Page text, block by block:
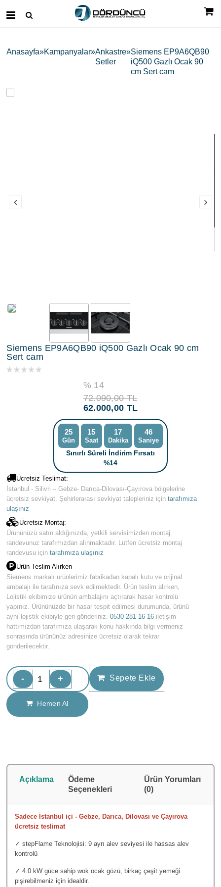
Anasayfa Kampanyalar Ankastre
Setler
Siemens EP9A6QB90
iQ500 Gazlı Ocak 90
cm Sert cam
Siemens EP9A6QB90 iQ500 Gazlı Ocak 90 cm
Sert cam
% 14
72.090,00 TL
62.000,00 TL
25
Gün
15
Saat
17
Dakika
45
Saniye
Sınırlı Süreli İndirim Fırsatı
%14
Ücretsiz Teslimat:
İstanbul - Silivri – Gebze- Darıca-Dilovası-Çayırova bölgelerine
ücretsiz sevkiyat. Şehirlerarası sevkiyat talepleriniz içintarafımıza
ulaşınız
Ücretsiz Montaj:
Ürününüzü satın aldığınızda, yetkili servisimizden montaj
randevunuz tarafımızdan alınmaktadır. Lütfen ücretsiz montaj
randevusu içintarafımıza ulaşınız
Ürün Teslim Alırken
Siemens markalı ürünlerimiz fabrikadan kapalı kutu ve orijinal
ambalajı ile tarafınıza sevk edilmektedir. Ürün teslim alırken,
Lojistik ekibimize ürünün ambalajını açtırarak hasar kontrolü
yapınız. Ürününüzde bir hasar tespit edilmesi durumunda, ürünü
aynı lojistik ekibiyle geri gönderiniz.0530 281 16 16 iletişim
hattımızdan tarafımıza ulaşarak konu hakkında bilgi vermeniz
sonrasında ürününüz adresinize ücretsiz olarak tekrar
gönderilecektir.
- + Sepete Ekle
Hemen Al
Açıklama
Ödeme
Seçenekleri
Ürün Yorumları
(0)
Sadece İstanbul içi - Gebze, Darıca, Dilovası ve Çayırova
ücretsiz teslimat
✓ stepFlame Teknolojisi: 9 ayrı alev seviyesi ile hassas alev
kontrolü
✓ 4.0 kW güce sahip wok ocak gözü, birkaç çeşit yemeği
pişirebilmeniz için idealdir.